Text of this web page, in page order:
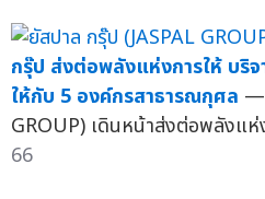
กรุ๊ป ส่งต่อพลังแห่งการให้ บริ
ให้กับ 5 องค์กรสาธารณกุศล —
GROUP) เดินหน้าส่งต่อพลังแ
66